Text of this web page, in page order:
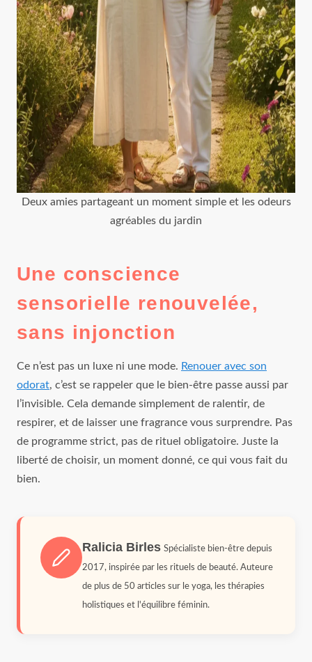
Deux amies partageant un moment simple et les odeurs
agréables du jardin
Une conscience
sensorielle renouvelée,
sans injonction
Ce n’est pas un luxe ni une mode. Renouer avec son
odorat, c’est se rappeler que le bien-être passe aussi par
l’invisible. Cela demande simplement de ralentir, de
respirer, et de laisser une fragrance vous surprendre. Pas
de programme strict, pas de rituel obligatoire. Juste la
liberté de choisir, un moment donné, ce qui vous fait du
bien.
Ralicia Birles Spécialiste bien-être depuis
2017, inspirée par les rituels de beauté. Auteure
de plus de 50 articles sur le yoga, les thérapies
holistiques et l'équilibre féminin.